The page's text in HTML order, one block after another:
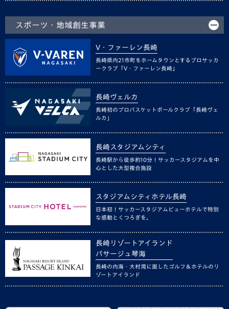
スポーツ・地域創生事業
V・ファーレン長崎
長崎県内21市町をホームタウンとするプロサッカ
ークラブ「V・ファーレン長崎」
長崎ヴェルカ
長崎初のプロバスケットボールクラブ「長崎ヴェ
ルカ」
長崎スタジアムシティ
長崎駅から徒歩約10分！サッカースタジアムを中
心とした大型複合施設
スタジアムシティホテル長崎
日本初！サッカースタジアムビューホテルで特別
な感動とくつろぎを。
長崎リゾートアイランド
パサージュ琴海
長崎の内海・大村湾に面したゴルフ＆ホテルのリ
ゾートアイランド